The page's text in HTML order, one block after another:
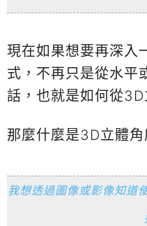
現在如果想要再深入
式，不再只是從水平
話，也就是如何從
那麼什麼是3D立體角
我想透過圖像或影像知道